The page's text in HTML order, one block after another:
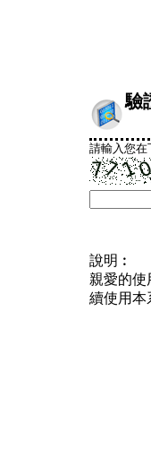
驗
請輸入您在
說明︰
親愛的使
續使用本